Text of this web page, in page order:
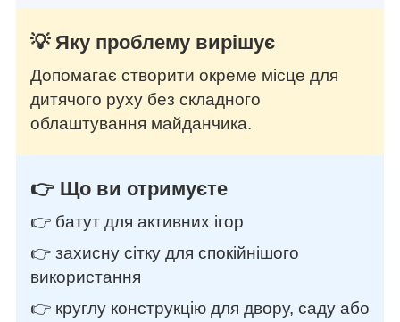
💡 Яку проблему вирішує
Допомагає створити окреме місце для
дитячого руху без складного
облаштування майданчика.
👉 Що ви отримуєте
👉 батут для активних ігор
👉 захисну сітку для спокійнішого
використання
👉 круглу конструкцію для двору, саду або